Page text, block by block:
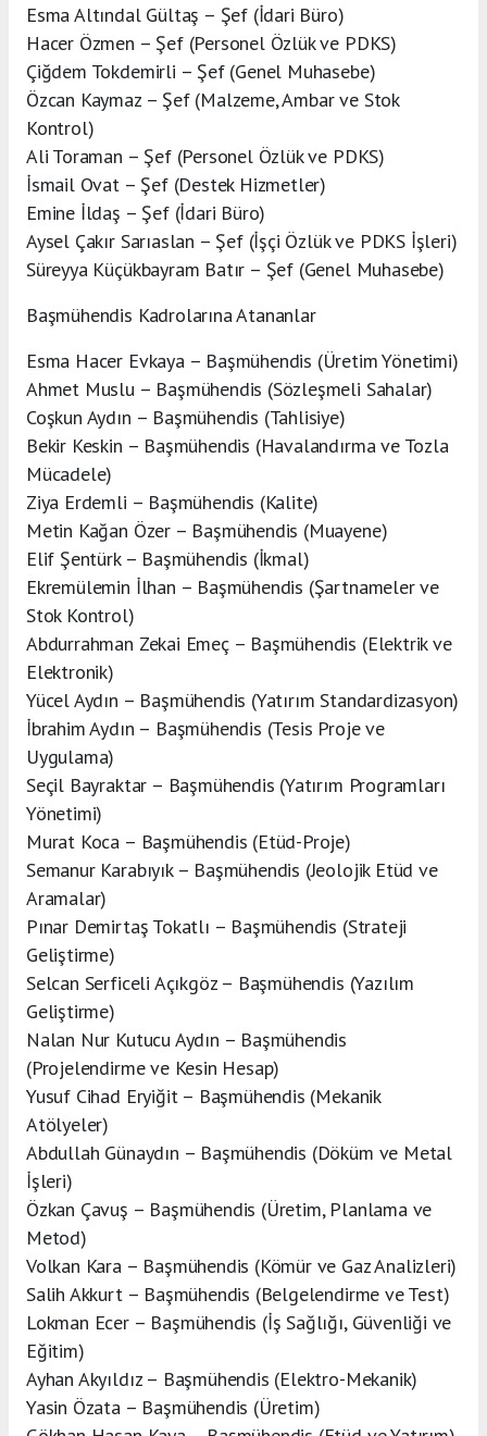
Esma Altındal Gültaş – Şef (İdari Büro)
Hacer Özmen – Şef (Personel Özlük ve PDKS)
Çiğdem Tokdemirli – Şef (Genel Muhasebe)
Özcan Kaymaz – Şef (Malzeme, Ambar ve Stok
Kontrol)
Ali Toraman – Şef (Personel Özlük ve PDKS)
İsmail Ovat – Şef (Destek Hizmetler)
Emine İldaş – Şef (İdari Büro)
Aysel Çakır Sarıaslan – Şef (İşçi Özlük ve PDKS İşleri)
Süreyya Küçükbayram Batır – Şef (Genel Muhasebe)
Başmühendis Kadrolarına Atananlar
Esma Hacer Evkaya – Başmühendis (Üretim Yönetimi)
Ahmet Muslu – Başmühendis (Sözleşmeli Sahalar)
Coşkun Aydın – Başmühendis (Tahlisiye)
Bekir Keskin – Başmühendis (Havalandırma ve Tozla
Mücadele)
Ziya Erdemli – Başmühendis (Kalite)
Metin Kağan Özer – Başmühendis (Muayene)
Elif Şentürk – Başmühendis (İkmal)
Ekremülemin İlhan – Başmühendis (Şartnameler ve
Stok Kontrol)
Abdurrahman Zekai Emeç – Başmühendis (Elektrik ve
Elektronik)
Yücel Aydın – Başmühendis (Yatırım Standardizasyon)
İbrahim Aydın – Başmühendis (Tesis Proje ve
Uygulama)
Seçil Bayraktar – Başmühendis (Yatırım Programları
Yönetimi)
Murat Koca – Başmühendis (Etüd-Proje)
Semanur Karabıyık – Başmühendis (Jeolojik Etüd ve
Aramalar)
Pınar Demirtaş Tokatlı – Başmühendis (Strateji
Geliştirme)
Selcan Serficeli Açıkgöz – Başmühendis (Yazılım
Geliştirme)
Nalan Nur Kutucu Aydın – Başmühendis
(Projelendirme ve Kesin Hesap)
Yusuf Cihad Eryiğit – Başmühendis (Mekanik
Atölyeler)
Abdullah Günaydın – Başmühendis (Döküm ve Metal
İşleri)
Özkan Çavuş – Başmühendis (Üretim, Planlama ve
Metod)
Volkan Kara – Başmühendis (Kömür ve Gaz Analizleri)
Salih Akkurt – Başmühendis (Belgelendirme ve Test)
Lokman Ecer – Başmühendis (İş Sağlığı, Güvenliği ve
Eğitim)
Ayhan Akyıldız – Başmühendis (Elektro-Mekanik)
Yasin Özata – Başmühendis (Üretim)